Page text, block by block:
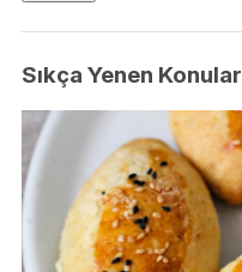
Sıkça Yenen Konular